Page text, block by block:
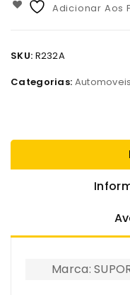
Adicionar Aos
SKU: R232A
Categorias: Automoveis
Marca: